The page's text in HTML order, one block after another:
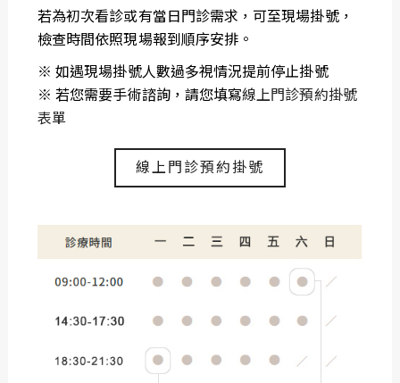
若為初次看診或有當日門診需求，可至現場掛號，
檢查時間依照現場報到順序安排。
※ 如遇現場掛號人數過多視情況提前停止掛號
※ 若您需要手術諮詢，請您填寫線上門診預約掛號
表單
線上門診預約掛號